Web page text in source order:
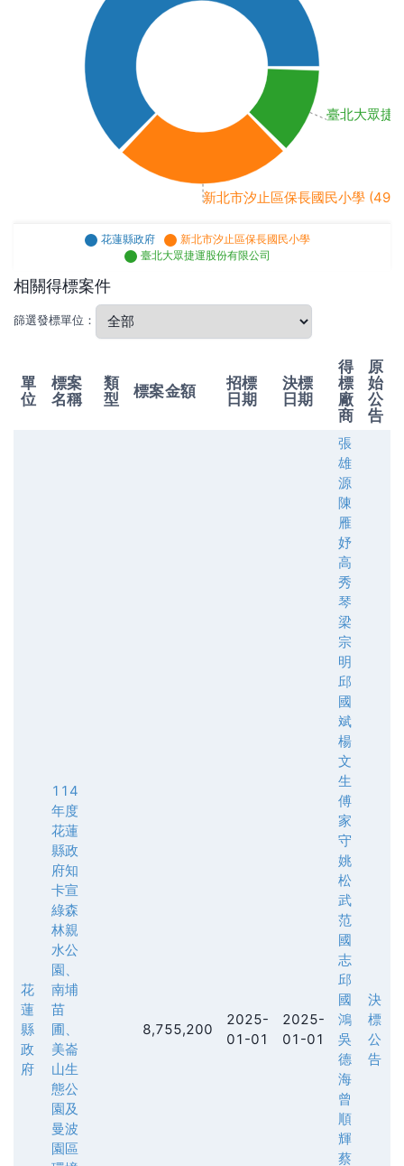
新北市汐止區保長國民小學
臺北大眾捷
花蓮縣政府
新北市汐止區保長國民小學
臺北大眾捷運股份有限公司
相關得標案件
篩選發標單位：
單
位
標案
名稱
類
型
標案金額
招標
日期
決標
日期
得
標
廠
商
原
始
公
告
花
蓮
縣
政
府
114
年度
花蓮
縣政
府知
卡宣
綠森
林親
水公
園、
南埔
苗
圃、
美崙
山生
態公
園及
曼波
園區
8,755,200
2025-
01-01
2025-
01-01
張
雄
源
陳
雁
妤
高
秀
琴
梁
宗
明
邱
國
斌
楊
文
生
傅
家
守
姚
松
武
范
國
志
邱
國
鴻
吳
德
海
曾
順
輝
蔡
決
標
公
告